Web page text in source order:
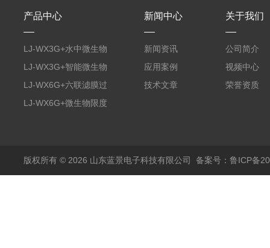
产品中心
LJ-WX3G+水中微生物
膜过滤装置
LJ-WX3G+智能微生物
限度仪
LJ-WX6G+六联滤膜过
滤器
LJ-WX6G+微生物限度
新闻中心
新闻资讯
应用案例
技术文章
关于我们
公司简介
视频中心
荣誉资质
版权所有 © 2026 山东蓝景电子科技有限公司 备案号：鲁ICP备